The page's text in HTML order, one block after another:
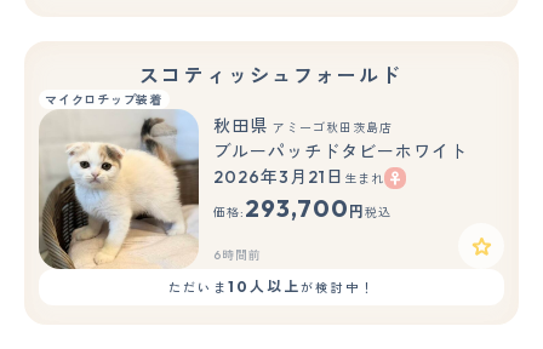
スコティッシュフォールド
マイクロチップ装着
秋田県 アミーゴ秋田茨島店
ブルーパッチドタビーホワイト
2026年3月21日 生まれ
価格: 293,700 円 税込
6時間前
ただいま 10人以上が検討中！